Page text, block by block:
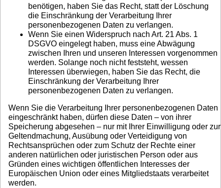
benötigen, haben Sie das Recht, statt der Löschung
die Einschränkung der Verarbeitung Ihrer
personenbezogenen Daten zu verlangen.
Wenn Sie einen Widerspruch nach Art. 21 Abs. 1
DSGVO eingelegt haben, muss eine Abwägung
zwischen Ihren und unseren Interessen vorgenommen
werden. Solange noch nicht feststeht, wessen
Interessen überwiegen, haben Sie das Recht, die
Einschränkung der Verarbeitung Ihrer
personenbezogenen Daten zu verlangen.
Wenn Sie die Verarbeitung Ihrer personenbezogenen Daten
eingeschränkt haben, dürfen diese Daten – von ihrer
Speicherung abgesehen – nur mit Ihrer Einwilligung oder zur
Geltendmachung, Ausübung oder Verteidigung von
Rechtsansprüchen oder zum Schutz der Rechte einer
anderen natürlichen oder juristischen Person oder aus
Gründen eines wichtigen öffentlichen Interesses der
Europäischen Union oder eines Mitgliedstaats verarbeitet
werden.